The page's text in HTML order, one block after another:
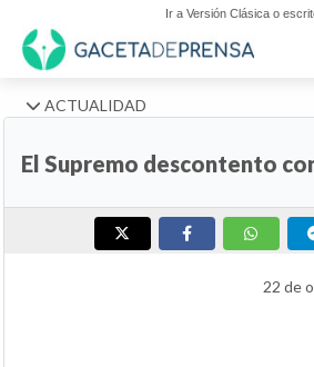
Ir a Versión Clásica o
ACTUALIDAD
El Supremo descontento
22 de